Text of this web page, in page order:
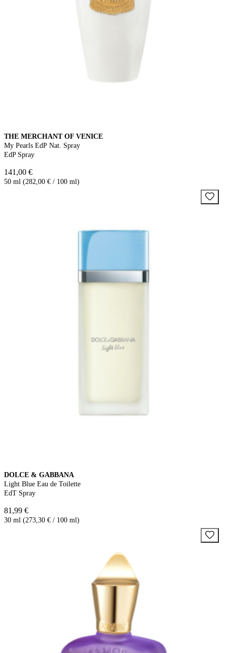
THE MERCHANT OF VENICE
My Pearls EdP Nat. Spray
EdP Spray
141,00 €
50 ml (282,00 € / 100 ml)
DOLCE & GABBANA
Light Blue Eau de Toilette
EdT Spray
81,99 €
30 ml (273,30 € / 100 ml)